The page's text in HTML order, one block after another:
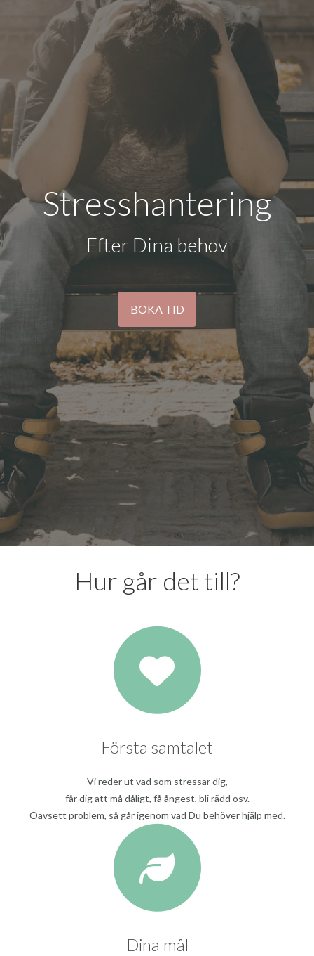
Stresshantering
Efter Dina behov
BOKA TID
Hur går det till?
Första samtalet
Vi reder ut vad som stressar dig,
får dig att må dåligt, få ångest, bli rädd osv.
Oavsett problem, så går igenom vad Du behöver hjälp med.
Dina mål